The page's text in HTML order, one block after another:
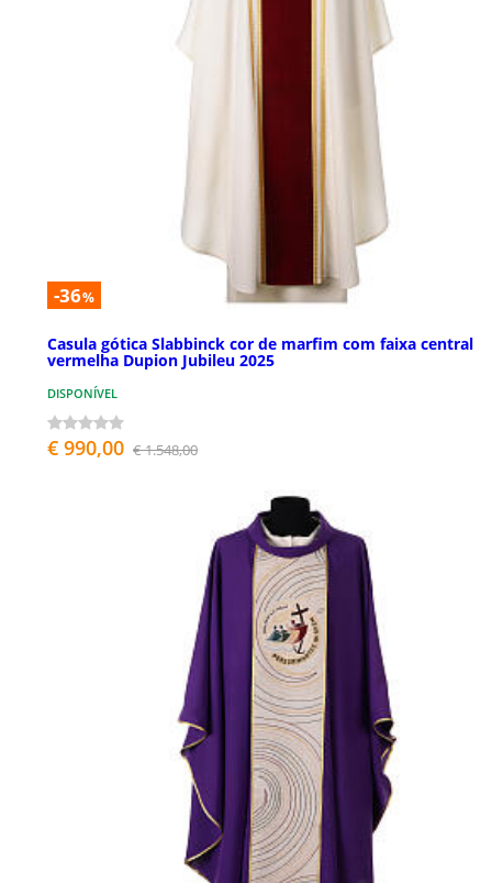
-36%
Casula gótica Slabbinck cor de marfim com faixa central
vermelha Dupion Jubileu 2025
DISPONÍVEL
€ 990,00 € 1.548,00